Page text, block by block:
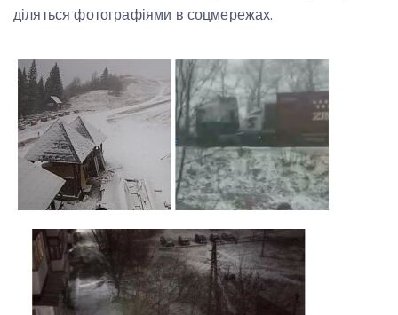
діляться фотографіями в соцмережах.